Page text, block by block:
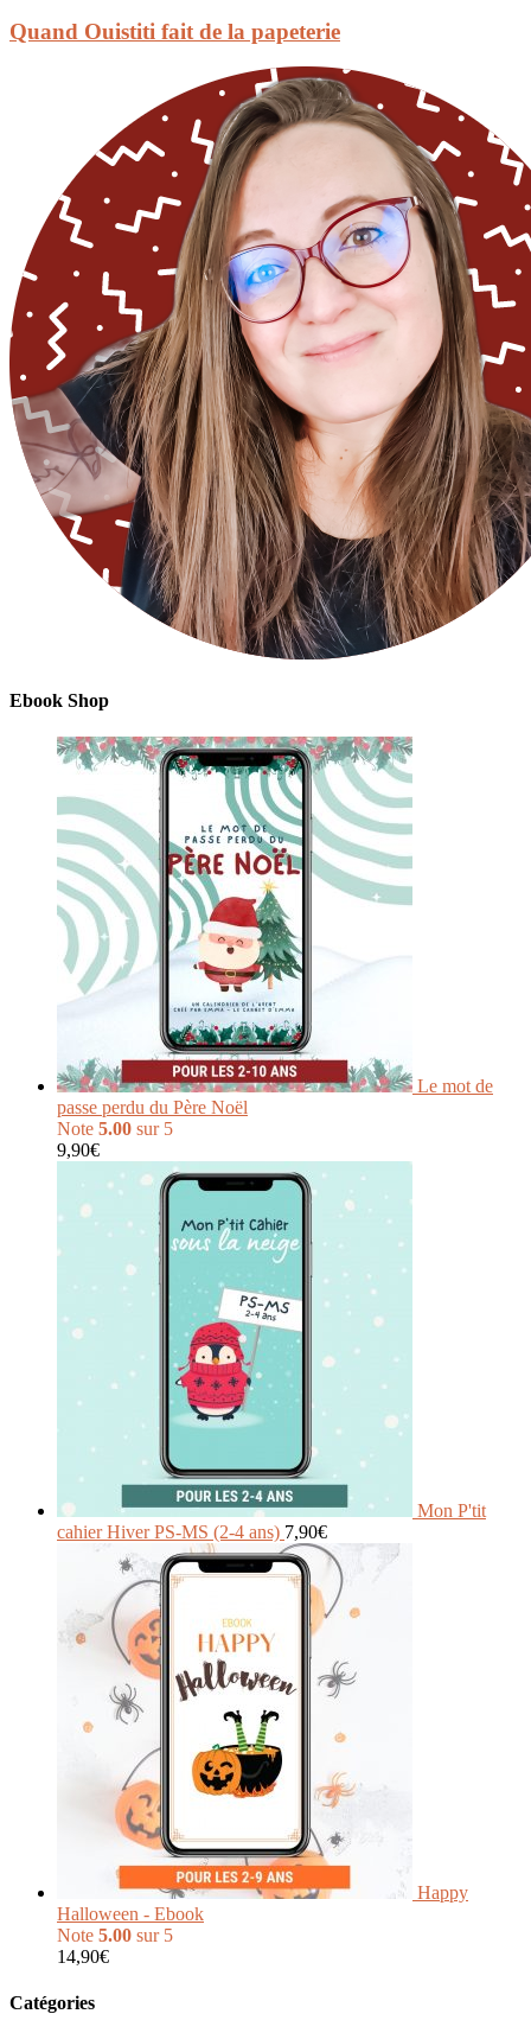
Quand Ouistiti fait de la papeterie
Ebook Shop
Le mot de
passe perdu du Père Noël
Note 5.00 sur 5
9,90€
Mon P'tit
cahier Hiver PS-MS (2-4 ans) 7,90€
Happy
Halloween - Ebook
Note 5.00 sur 5
14,90€
Catégories